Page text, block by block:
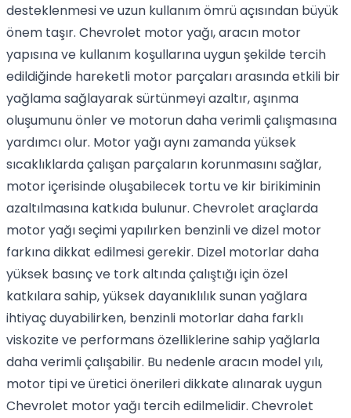
desteklenmesi ve uzun kullanım ömrü açısından büyük
önem taşır. Chevrolet motor yağı, aracın motor
yapısına ve kullanım koşullarına uygun şekilde tercih
edildiğinde hareketli motor parçaları arasında etkili bir
yağlama sağlayarak sürtünmeyi azaltır, aşınma
oluşumunu önler ve motorun daha verimli çalışmasına
yardımcı olur. Motor yağı aynı zamanda yüksek
sıcaklıklarda çalışan parçaların korunmasını sağlar,
motor içerisinde oluşabilecek tortu ve kir birikiminin
azaltılmasına katkıda bulunur. Chevrolet araçlarda
motor yağı seçimi yapılırken benzinli ve dizel motor
farkına dikkat edilmesi gerekir. Dizel motorlar daha
yüksek basınç ve tork altında çalıştığı için özel
katkılara sahip, yüksek dayanıklılık sunan yağlara
ihtiyaç duyabilirken, benzinli motorlar daha farklı
viskozite ve performans özelliklerine sahip yağlarla
daha verimli çalışabilir. Bu nedenle aracın model yılı,
motor tipi ve üretici önerileri dikkate alınarak uygun
Chevrolet motor yağı tercih edilmelidir. Chevrolet